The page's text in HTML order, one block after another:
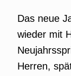
Das neue
wieder mit
Herren,